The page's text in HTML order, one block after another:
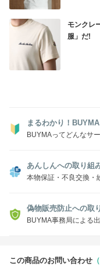
モンクレ
服」だ!
まるわかり！
BUYMAってどんなサ
あんしんへの取り組
本物保証・不良交換・
偽物販売防止への取
BUYMA事務局による
この商品のお問い合わせ